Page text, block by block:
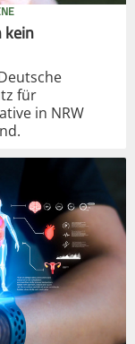
kein
für
in NRW